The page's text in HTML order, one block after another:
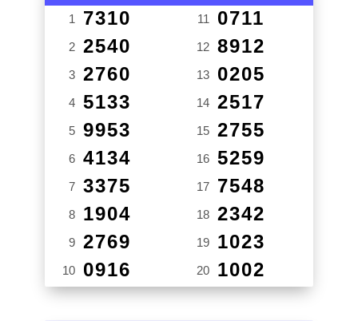
1 7310
2 2540
3 2760
4 5133
5 9953
6 4134
7 3375
8 1904
9 2769
10 0916
11 0711
12 8912
13 0205
14 2517
15 2755
16 5259
17 7548
18 2342
19 1023
20 1002